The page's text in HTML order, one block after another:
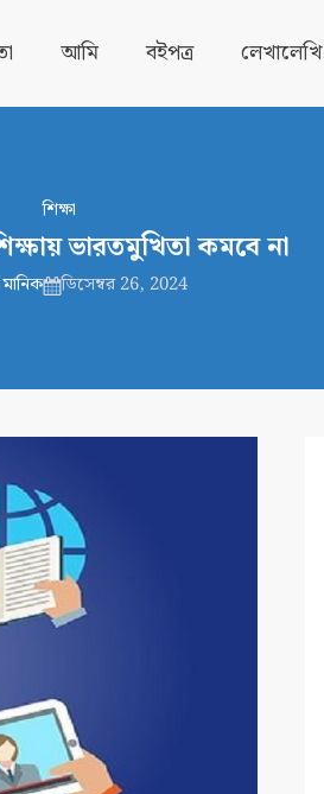
আমি বইপত্র লেখালেখি
শিক্ষা
ভারতমুখিতা কমবে না
ডিসেম্বর 26, 2024